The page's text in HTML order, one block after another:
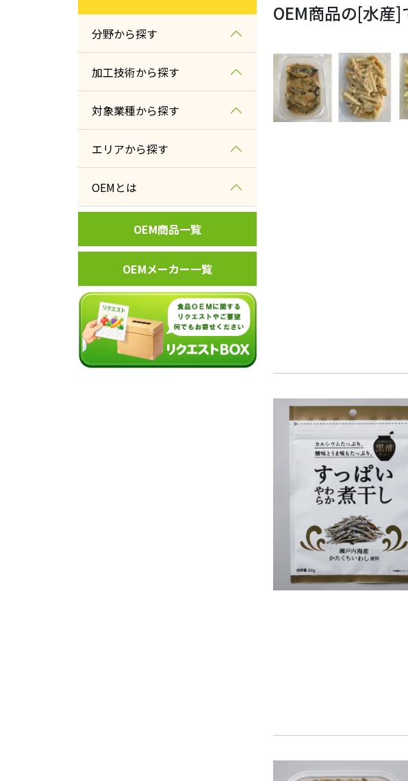
OEM商品の[水産
分野から探す
農産
畜産
調味料
菓子
飲料
日配品
その他食品
加工技術から探す
農産加工
水産加工
蒸し加工
フライ加工
抽出加工
液体加工
対象業種から探す
量販店・スーパー
土産物店
ホテル・旅館
メーカー
レジャー施設
業務用
エリアから探す
北海道
東北
関東
近畿
中国
四国
OEMとは
OEM商品一覧
OEMメーカー一覧